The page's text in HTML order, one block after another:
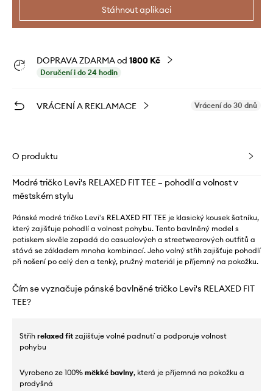
Stáhnout aplikaci
DOPRAVA ZDARMA od 1800 Kč
Doručení i do 24 hodin
VRÁCENÍ A REKLAMACE Vrácení do 30 dnů
O produktu
Modré tričko Levi's RELAXED FIT TEE – pohodlí a volnost v
městském stylu
Pánské modré tričko Levi's RELAXED FIT TEE je klasický kousek šatníku,
který zajišťuje pohodlí a volnost pohybu. Tento bavlněný model s
potiskem skvěle zapadá do casualových a streetwearových outfitů a
stává se základem mnoha kombinací. Jeho volný střih zajišťuje pohodlí
při nošení po celý den a tenký, pružný materiál je příjemný na pokožku.
Čím se vyznačuje pánské bavlněné tričko Levi's RELAXED FIT
TEE?
Střih relaxed fit zajišťuje volné padnutí a podporuje volnost
pohybu
Vyrobeno ze 100% měkké bavlny, která je příjemná na pokožku a
prodyšná